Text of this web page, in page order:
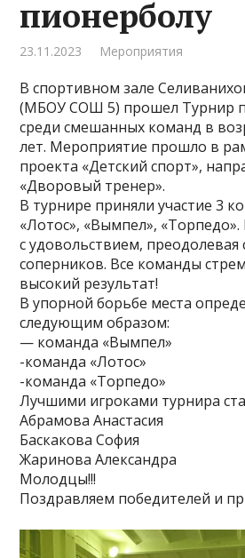
пионерболу
23.11.2023 Мероприятия
В спортивном зале
(МБОУ СОШ 5) прошел Турнир
среди смешанных команд в
лет. Мероприятие прошло в
проекта «Детский спорт»,
«Дворовый тренер».
В турнире приняли участие 3
«Лотос», «Вымпел», «Торпедо».
с удовольствием, преодолевая
соперников. Все команды
высокий результат!
В упорной борьбе места
следующим образом:
— команда «Вымпел»
-команда «Лотос»
-команда «Торпедо»
Лучшими игроками турнира
Абрамова Анастасия
Баскакова София
Жаринова Александра
Молодцы!!!
Поздравляем победителей и